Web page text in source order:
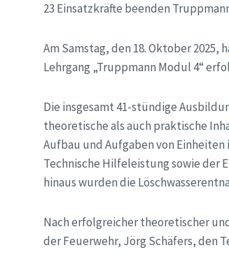
23 Einsatzkräfte beenden
Am Samstag, den 18. Oktober
Lehrgang „Truppmann Modul 4“
Die insgesamt 41-stündige
theoretische als auch praktische
Aufbau und Aufgaben von
Technische Hilfeleistung sowie der
hinaus wurden die
Nach erfolgreicher theoretischer
der Feuerwehr, Jörg Schäfers, den